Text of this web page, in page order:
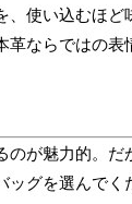
使い込むほ
ならではの表
が魅力的。
グを選んでく